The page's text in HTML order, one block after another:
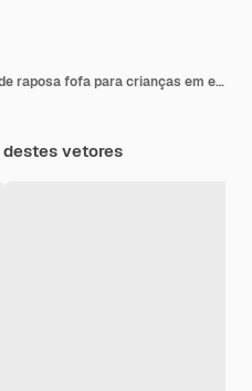
Ilustração de personagem de raposa fofa para crianças em estilo cartoon ilustração vetorial
vetores